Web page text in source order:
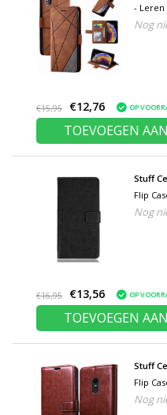
- Leren
Cas
Nog
€15,95 €12,76 OP
TOEVOEGEN
Stuff
Flip
Cover
Nog
€16,95 €13,56 OP
TOEVOEGEN
Stuff
Flip
Cover
Nog